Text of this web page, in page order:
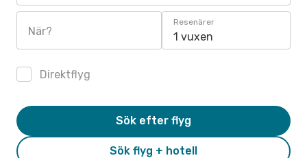
När?
Resenärer
1 vuxen
Direktflyg
Sök flyg + hotell
Sök efter flyg